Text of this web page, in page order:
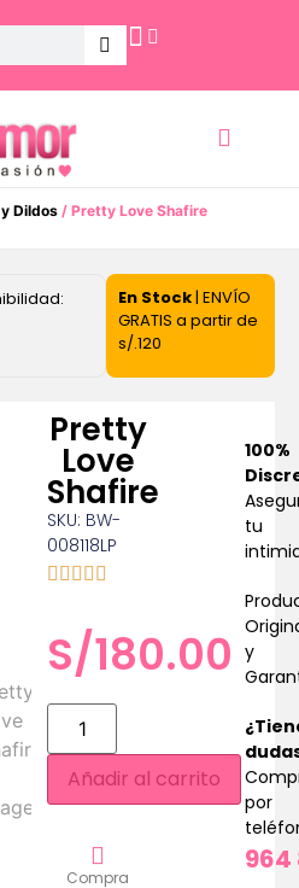
Dildos / Pretty Love Shafire
En Stock| ENVÍO
GRATIS a partir de
s/.120
Pretty
Love
Shafire
SKU: BW-
008118LP
S/180.00
Añadir al carrito
Compra
100%
tu
y
por
964